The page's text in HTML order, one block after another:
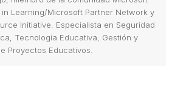
in Learning/Microsoft Partner Network y
Initiative. Especialista en Seguridad
Tecnología Educativa, Gestión y
Proyectos Educativos.